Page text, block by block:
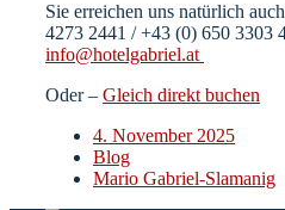
Sie erreichen uns natürlich
4273 2441 / +43 (0) 650 3303
info@hotelgabriel.at
Oder – Gleich direkt buchen
4. November 2025
Blog
Mario Gabriel-Slamanig